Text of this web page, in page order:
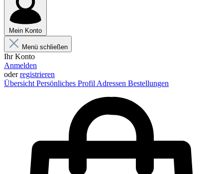
Mein Konto
Menü schließen
Ihr Konto
Anmelden
oderregistrieren
Übersicht Persönliches Profil Adressen Bestellungen